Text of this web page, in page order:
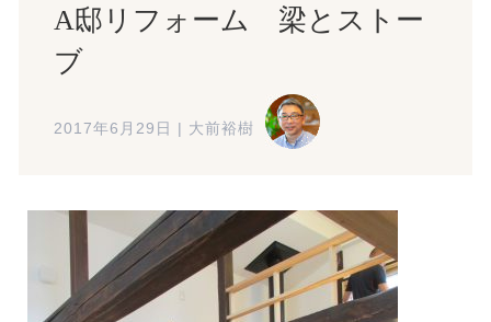
A邸リフォーム 梁とストー
ブ
2017年6月29日 大前裕樹